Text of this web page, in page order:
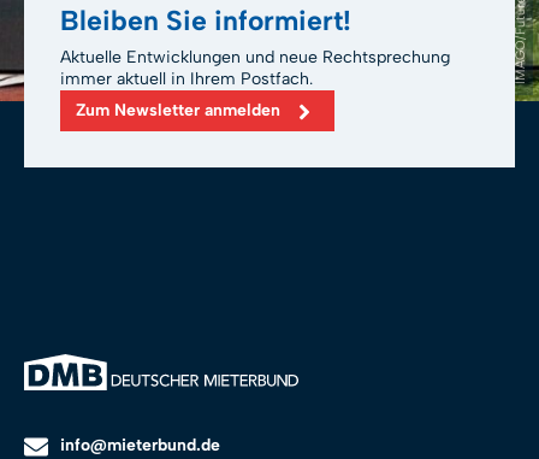
Bleiben Sie informiert!
Aktuelle Entwicklungen und neue Rechtsprechung
immer aktuell in Ihrem Postfach.
Zum Newsletter anmelden
info@mieterbund.de